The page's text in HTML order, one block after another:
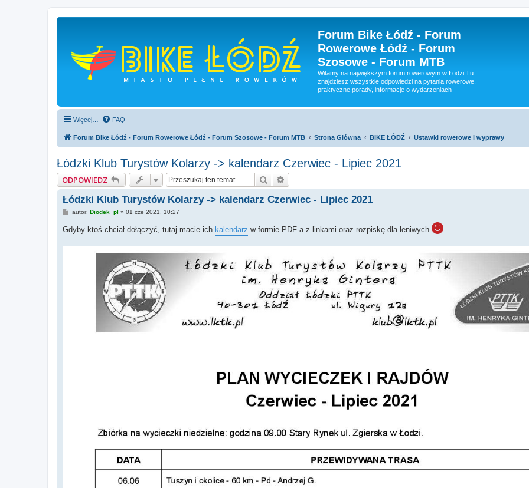
Forum Bike Łódź - Forum
Rowerowe Łódź - Forum
Szosowe - Forum MTB
Witamy na największym forum rowerowym w Łodzi.Tu
znajdziesz wszystkie odpowiedzi na pytania rowerowe,
praktyczne porady, informacje o wydarzeniach
Więcej… FAQ
Forum Bike Łódź - Forum Rowerowe Łódź - Forum Szosowe - Forum MTB Strona Główna BIKE ŁÓDŹ Ustawki rowerowe i wyprawy
Łódzki Klub Turystów Kolarzy -> kalendarz Czerwiec - Lipiec 2021
ODPOWIEDZ Szukaj
Łódzki Klub Turystów Kolarzy -> kalendarz Czerwiec - Lipiec 2021
P
s
t
autor: Diodek_pl » 01 cze 2021, 10:27
Gdyby ktoś chciał dołączyć, tutaj macie ich kalendarz w formie PDF-a z linkami oraz rozpiskę dla leniwych